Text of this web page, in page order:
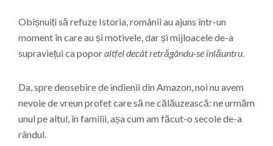
Obișnuiți să refuze Istoria, românii au ajuns într-un
moment în care au și motivele, dar și mijloacele de-a
supraviețui ca poporaltfel decât retrăgându-se înlăuntru.
Da, spre deosebire de indienii din Amazon, noi nu avem
nevoie de vreun profet care să ne călăuzească: ne urmăm
unul pe altul, în familii, așa cum am făcut-o secole de-a
rândul.